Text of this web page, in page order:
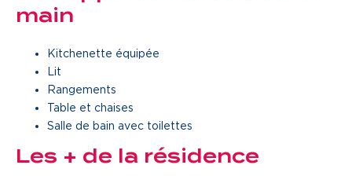
Notre histoire
Nous rejoindre
main
Kitchenette équipée
Lit
Rangements
Table et chaises
Salle de bain avec toilettes
Les + de la résidence